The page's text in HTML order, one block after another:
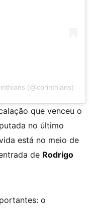
(@corinthians)
que venceu o
no último
está no meio de
de Rodrigo
o